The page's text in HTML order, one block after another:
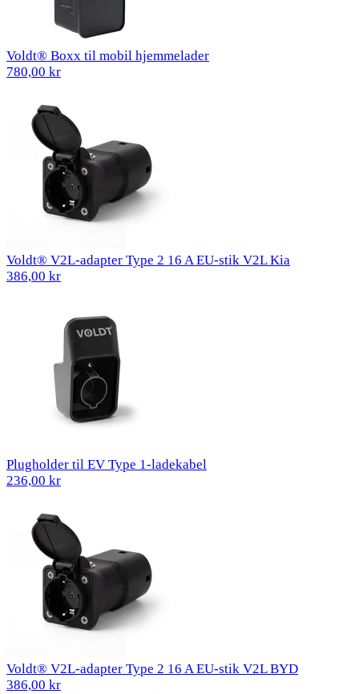
Voldt® Boxx til mobil hjemmelader
780,00 kr
Voldt® V2L-adapter Type 2 16 A EU-stik V2L Kia
386,00 kr
Plugholder til EV Type 1-ladekabel
236,00 kr
Voldt® V2L-adapter Type 2 16 A EU-stik V2L BYD
386,00 kr